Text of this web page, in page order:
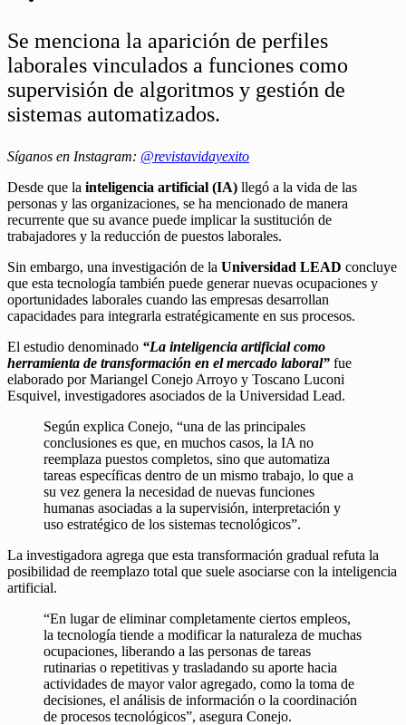
Se menciona la aparición de perfiles
laborales vinculados a funciones como
supervisión de algoritmos y gestión de
sistemas automatizados.
Síganos en Instagram: @revistavidayexito
Desde que la inteligencia artificial (IA) llegó a la vida de las
personas y las organizaciones, se ha mencionado de manera
recurrente que su avance puede implicar la sustitución de
trabajadores y la reducción de puestos laborales.
Sin embargo, una investigación de la Universidad LEAD concluye
que esta tecnología también puede generar nuevas ocupaciones y
oportunidades laborales cuando las empresas desarrollan
capacidades para integrarla estratégicamente en sus procesos.
El estudio denominado “La inteligencia artificial como
herramienta de transformación en el mercado laboral” fue
elaborado por Mariangel Conejo Arroyo y Toscano Luconi
Esquivel, investigadores asociados de la Universidad Lead.
Según explica Conejo, “una de las principales
conclusiones es que, en muchos casos, la IA no
reemplaza puestos completos, sino que automatiza
tareas específicas dentro de un mismo trabajo, lo que a
su vez genera la necesidad de nuevas funciones
humanas asociadas a la supervisión, interpretación y
uso estratégico de los sistemas tecnológicos”.
La investigadora agrega que esta transformación gradual refuta la
posibilidad de reemplazo total que suele asociarse con la inteligencia
artificial.
“En lugar de eliminar completamente ciertos empleos,
la tecnología tiende a modificar la naturaleza de muchas
ocupaciones, liberando a las personas de tareas
rutinarias o repetitivas y trasladando su aporte hacia
actividades de mayor valor agregado, como la toma de
decisiones, el análisis de información o la coordinación
de procesos tecnológicos”, asegura Conejo.